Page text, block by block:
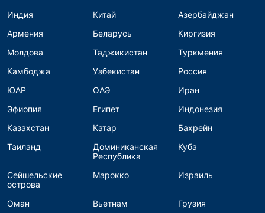
Индия Китай
Азербайджан
Армения
Беларусь
Киргизия
Молдова
Таджикистан
Туркмения
Камбоджа
Узбекистан
Россия
ЮАР
ОАЭ
Иран
Эфиопия
Египет
Индонезия
Казахстан
Катар
Бахрейн
Таиланд
Доминиканская
Республика
Куба
Сейшельские
острова
Марокко Израиль
Оман Вьетнам
Грузия